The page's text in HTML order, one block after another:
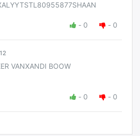
- 0 - 0
VANXANDI BOOW
- 0 - 0